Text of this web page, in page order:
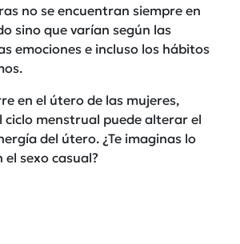
no se encuentran siempre en
sino que varían según las
emociones e incluso los hábitos
en el útero de las mujeres,
ciclo menstrual puede alterar el
del útero. ¿Te imaginas lo
el sexo casual?